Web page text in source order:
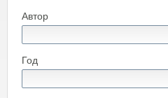
Автор
Год